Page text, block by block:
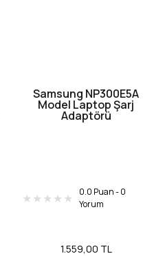
Samsung NP300E5A
Model Laptop Şarj
Adaptörü
0.0 Puan - 0
Yorum
1.559,00 TL